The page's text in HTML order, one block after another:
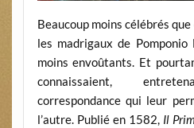
Beaucoup moins célébrés
les madrigaux de Pomponio
moins envoûtants. Et
connaissaient,
correspondance qui leur
l’autre. Publié en 1582, Il